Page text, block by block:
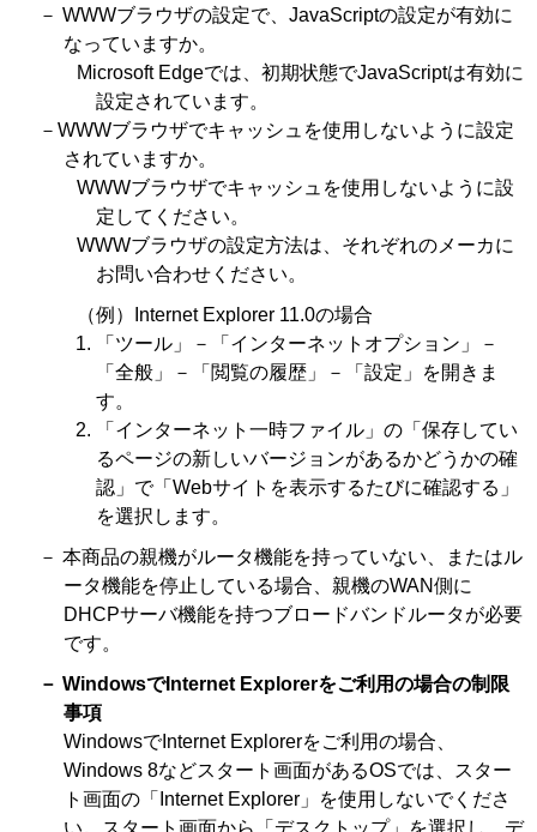
－ WWWブラウザの設定で、JavaScriptの設定が有効に
なっていますか。
Microsoft Edgeでは、初期状態でJavaScriptは有効に
設定されています。
－WWWブラウザでキャッシュを使用しないように設定
されていますか。
WWWブラウザでキャッシュを使用しないように設
定してください。
WWWブラウザの設定方法は、それぞれのメーカに
お問い合わせください。
（例）Internet Explorer 11.0の場合
「ツール」－「インターネットオプション」－
「全般」－「閲覧の履歴」－「設定」を開きま
す。
「インターネット一時ファイル」の「保存してい
るページの新しいバージョンがあるかどうかの確
認」で「Webサイトを表示するたびに確認する」
を選択します。
－ 本商品の親機がルータ機能を持っていない、またはル
ータ機能を停止している場合、親機のWAN側に
DHCPサーバ機能を持つブロードバンドルータが必要
です。
－ WindowsでInternet Explorerをご利用の場合の制限
事項
WindowsでInternet Explorerをご利用の場合、
Windows 8などスタート画面があるOSでは、スター
ト画面の「Internet Explorer」を使用しないでくださ
い。スタート画面から「デスクトップ」を選択し、デ